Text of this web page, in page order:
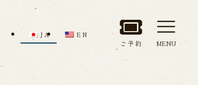
JA EN
ご予約 MENU